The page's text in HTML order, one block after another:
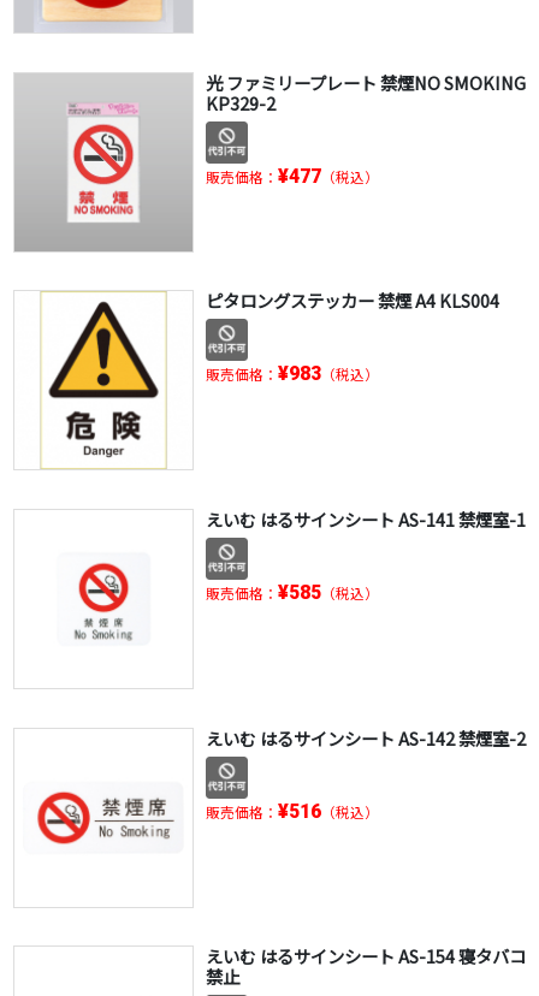
光 ファミリープレート 禁煙NO SMOKING
KP329-2
販売価格： ¥477（税込）
ピタロングステッカー 禁煙 A4 KLS004
販売価格： ¥983（税込）
えいむ はるサインシート AS-141 禁煙室-1
販売価格： ¥585（税込）
えいむ はるサインシート AS-142 禁煙室-2
販売価格： ¥516（税込）
えいむ はるサインシート AS-154 寝タバコ
禁止